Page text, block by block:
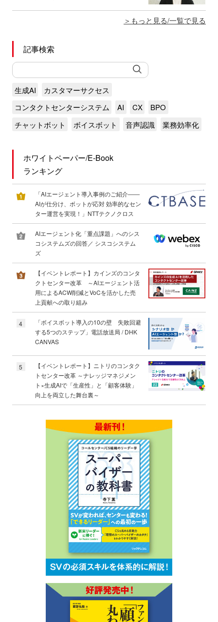
もっと見る/一覧で見る
記事検索
生成AI
カスタマーサクセス
コンタクトセンターシステム
AI CX
BPO
チャットボット
ボイスボット 音声認識 業務効率化
ホワイトペーパー/E-Book
ランキング
「AIエージェント導入事例のご紹介――
AIが仕分け、ボットが応対 効率的なセン
ター運営を実現！」NTTテクノクロス
AIエージェント化「重点課題」へのシス
コシステムズの回答／ シスコシステム
ズ
【イベントレポート】カインズのコンタ
クトセンター改革 ～AIエージェント活
用によるACW削減とVoCを活かした売
上貢献への取り組み
4
「ボイスボット導入の10の壁 失敗回避
する5つのステップ」電話放送局 / DHK
CANVAS
5
【イベントレポート】ニトリのコンタク
トセンター改革 ～ナレッジマネジメン
ト×生成AIで「生産性」と「顧客体験」
向上を両立した舞台裏～